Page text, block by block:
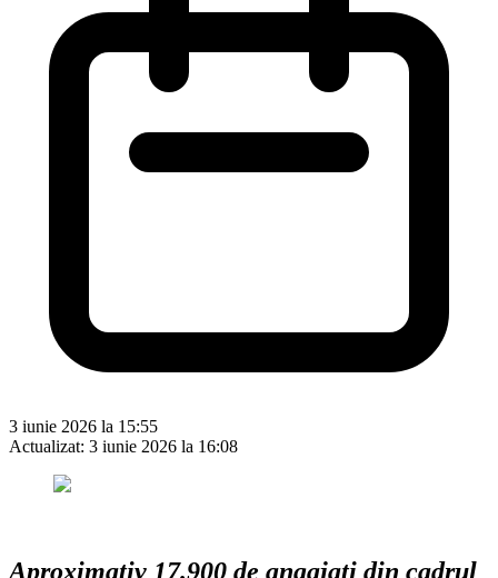
3 iunie 2026 la 15:55
Actualizat: 3 iunie 2026 la 16:08
Aproximativ 17.900 de angajați din cadrul